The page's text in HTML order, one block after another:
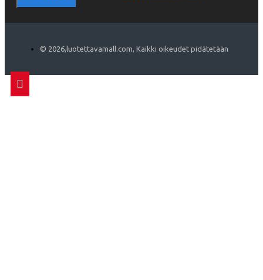
© 2026,luotettavamall.com, Kaikki oikeudet pidätetään